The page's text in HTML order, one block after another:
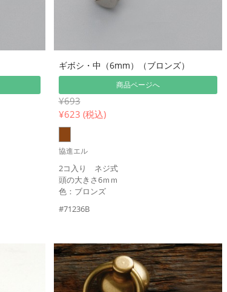
ギボシ・中（6mm）（ブロンズ）
商品ページへ
¥693
¥623 (税込)
協進エル
2コ入り ネジ式
頭の大きさ6ｍｍ
色：ブロンズ
#71236B